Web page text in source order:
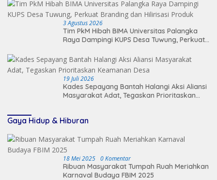
3 Agustus 2026
Tim PkM Hibah BIMA Universitas Palangka
Raya Dampingi KUPS Desa Tuwung, Perkuat
19 Juli 2026
Kades Sepayang Bantah Halangi Aksi Aliansi
Masyarakat Adat, Tegaskan Prioritaskan
Gaya Hidup & Hiburan
18 Mei 2025 0 Komentar
Ribuan Masyarakat Tumpah Ruah Meriahkan
Karnaval Budaya FBIM 2025